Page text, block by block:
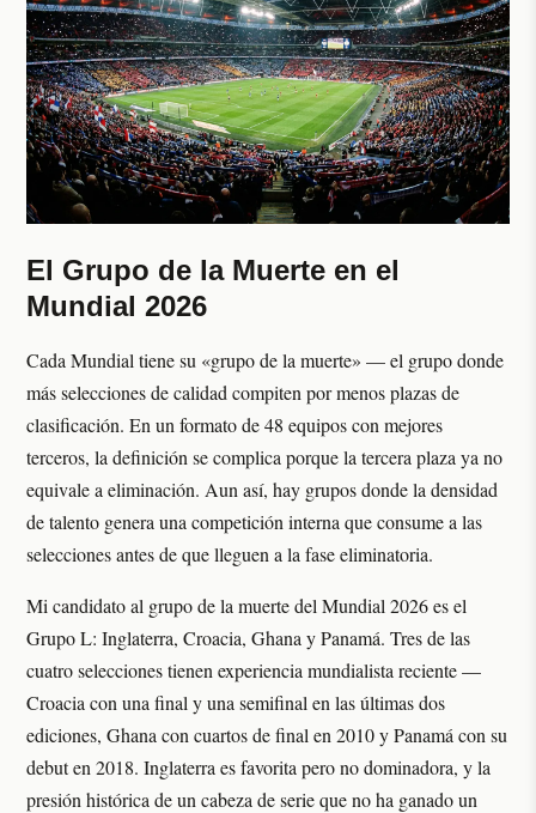
El Grupo de la Muerte en el
Mundial 2026
Cada Mundial tiene su «grupo de la muerte» — el grupo donde
más selecciones de calidad compiten por menos plazas de
clasificación. En un formato de 48 equipos con mejores
terceros, la definición se complica porque la tercera plaza ya no
equivale a eliminación. Aun así, hay grupos donde la densidad
de talento genera una competición interna que consume a las
selecciones antes de que lleguen a la fase eliminatoria.
Mi candidato al grupo de la muerte del Mundial 2026 es el
Grupo L: Inglaterra, Croacia, Ghana y Panamá. Tres de las
cuatro selecciones tienen experiencia mundialista reciente —
Croacia con una final y una semifinal en las últimas dos
ediciones, Ghana con cuartos de final en 2010 y Panamá con su
debut en 2018. Inglaterra es favorita pero no dominadora, y la
presión histórica de un cabeza de serie que no ha ganado un